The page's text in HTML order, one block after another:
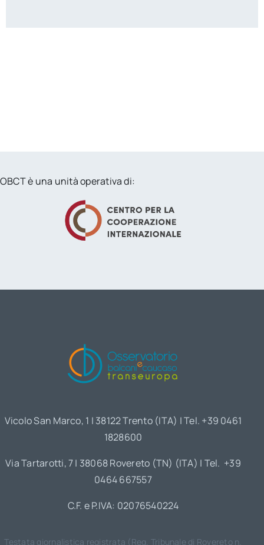
OBCT è una unità operativa di:
Vicolo San Marco, 1 | 38122 Trento (ITA) | Tel. +39 0461
1828600
Via Tartarotti, 7 | 38068 Rovereto (TN) (ITA) | Tel. +39
0464 667557
C.F. e P.IVA: 02076540224
Testata giornalistica registrata (Reg. Tribunale di Rovereto n.